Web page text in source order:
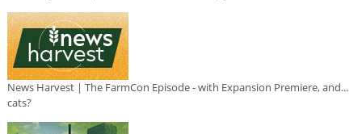
News Harvest | The FarmCon Episode - with Expansion Premiere, and...
cats?